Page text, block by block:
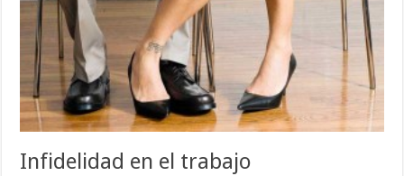
Infidelidad en el trabajo